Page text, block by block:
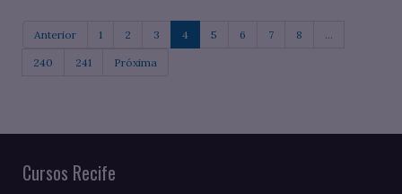
Anterior 1 2 3 4 5 6 7 8 ...
240 241 Próxima
Cursos Recife